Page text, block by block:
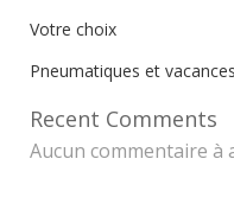
Votre choix
Pneumatiques et vacances
Recent Comments
Aucun commentaire à